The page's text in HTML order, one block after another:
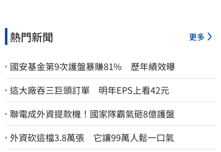
熱門新聞 更多
國安基金第9次護盤暴賺81% 歷年績效曝
這大廠吞三巨頭訂單 明年EPS上看42元
聯電成外資提款機！國家隊霸氣砸8億護盤
外資砍這檔3.8萬張 它讓99萬人鬆一口氣